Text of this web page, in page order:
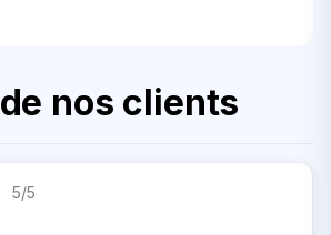
de nos clients
5/5